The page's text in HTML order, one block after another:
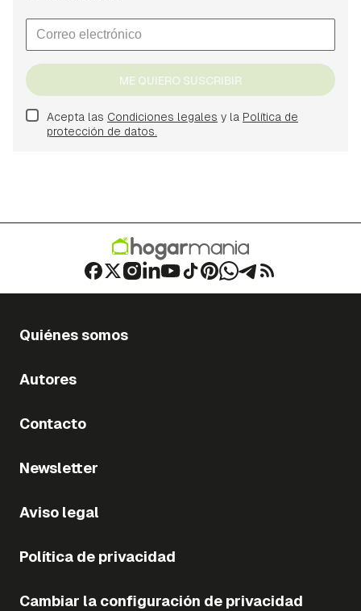
ME QUIERO SUSCRIBIR
Acepta las Condiciones legales y la Política de
protección de datos.
Quiénes somos
Autores
Contacto
Newsletter
Aviso legal
Política de privacidad
Cambiar la configuración de privacidad